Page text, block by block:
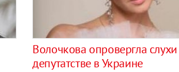
Волочкова опровергла
депутатстве в Украине